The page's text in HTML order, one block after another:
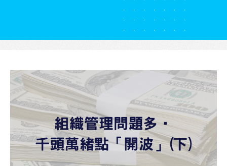
SHO專題
關於我們
媒體報導